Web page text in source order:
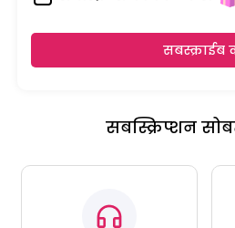
सबस्क्राईब
सबस्क्रिप्शन